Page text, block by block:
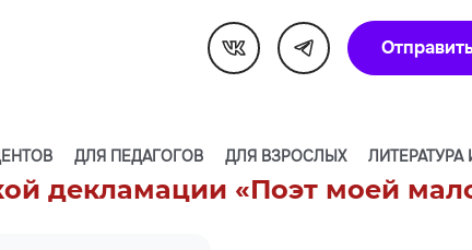
ДЛЯ ПЕДАГОГОВ ДЛЯ ВЗРОСЛЫХ
декламации «Поэт моей